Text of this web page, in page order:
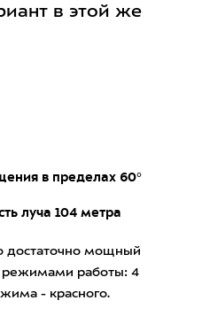
в пределах 60°
луча 104 метра
достаточно мощный
режимами работы: 4
- красного.
в этой же